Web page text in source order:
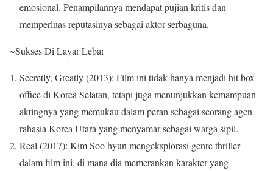
emosional. Penampilannya mendapat pujian kritis dan
memperluas reputasinya sebagai aktor serbaguna.
~Sukses Di Layar Lebar
Secretly, Greatly (2013): Film ini tidak hanya menjadi hit box
office di Korea Selatan, tetapi juga menunjukkan kemampuan
aktingnya yang memukau dalam peran sebagai seorang agen
rahasia Korea Utara yang menyamar sebagai warga sipil.
Real (2017): Kim Soo hyun mengeksplorasi genre thriller
dalam film ini, di mana dia memerankan karakter yang